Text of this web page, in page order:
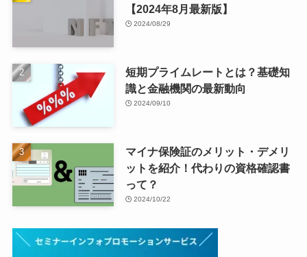
【2024年8月最新版】
2024/08/29
短期プライムレートとは？基礎知
識と金融機関の最新動向
2024/09/10
マイナ保険証のメリット・デメリ
ットを紹介！代わりの資格確認書
って？
2024/10/22